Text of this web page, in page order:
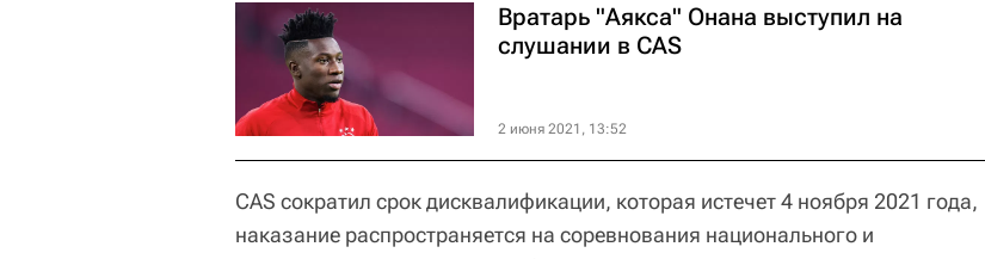
Вратарь "Аякса" Онана выступил на
слушании в CAS
2 июня 2021, 13:52
CAS сократил срок дисквалификации, которая истечет 4 ноября 2021 года,
наказание распространяется на соревнования национального и